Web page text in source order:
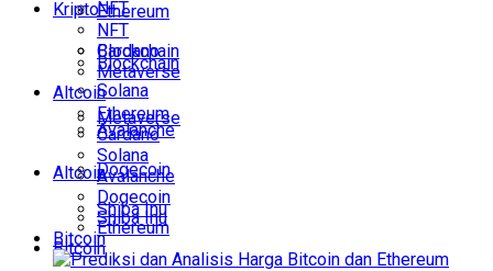
Ethereum
Cardano
Solana
Avalanche
Dogecoin
Shiba Inu
Bitcoin
NFT
Blockchain
Metaverse
Altcoin
Ethereum
Kripto
NFT
Blockchain
Metaverse
Altcoin
Ethereum
Cardano
Solana
Avalanche
Dogecoin
Shiba Inu
Bitcoin